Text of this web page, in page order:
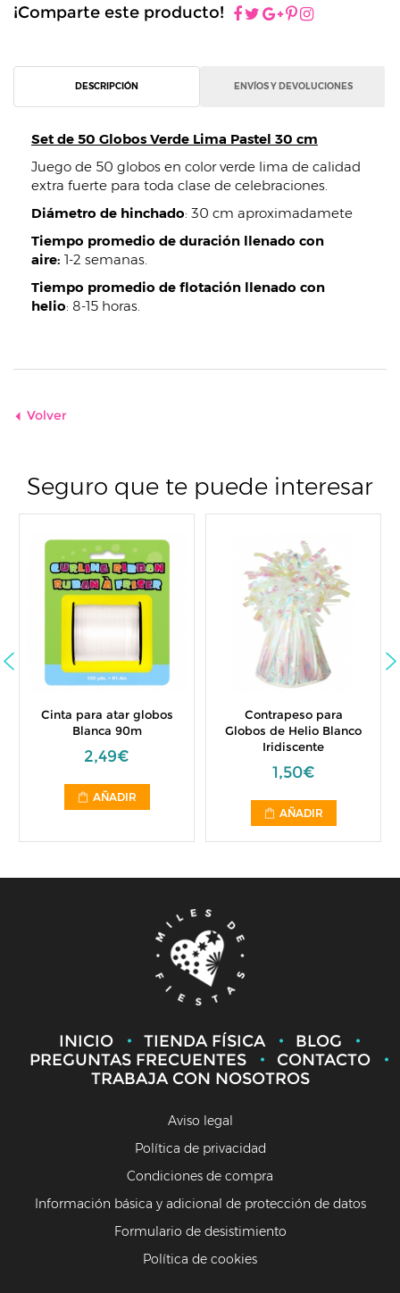
¡Comparte este producto!
DESCRIPCIÓN ENVÍOS Y DEVOLUCIONES
Set de 50 Globos Verde Lima Pastel 30 cm
Juego de 50 globos en color verde lima de calidad
extra fuerte para toda clase de celebraciones.
Diámetro de hinchado: 30 cm aproximadamete
Tiempo promedio de duración llenado con
aire: 1-2 semanas.
Tiempo promedio de flotación llenado con
helio: 8-15 horas.
Volver
Seguro que te puede interesar
Cinta para atar globos
Blanca 90m
2,49€
AÑADIR
Contrapeso para
Globos de Helio Blanco
Iridiscente
1,50€
AÑADIR
INICIO TIENDA FÍSICA
BLOG
PREGUNTAS FRECUENTES
CONTACTO
TRABAJA CON NOSOTROS
Aviso legal
Política de privacidad
Condiciones de compra
Información básica y adicional de protección de datos
Formulario de desistimiento
Política de cookies